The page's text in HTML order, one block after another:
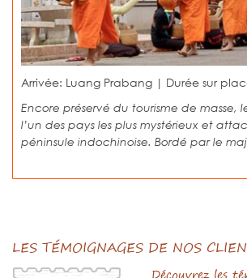
Arrivée: Luang Prabang | Durée sur
Encore préservé du tourisme de masse,
l’un des pays les plus mystérieux et
péninsule indochinoise. Bordé par le
LES TÉMOIGNAGES DE NOS